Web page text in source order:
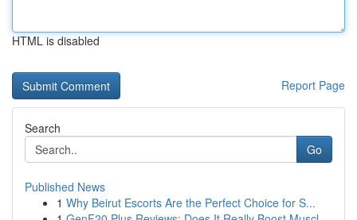
HTML is disabled
Report Page
Search
Go
Published News
1 Why Beirut Escorts Are the Perfect Choice for S...